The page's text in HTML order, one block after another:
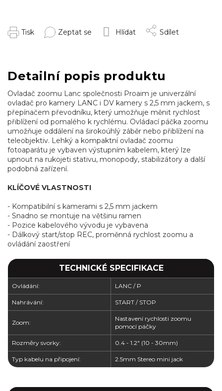
Tisk Zeptat se Hlídat Sdílet
Detailní popis produktu
Ovladač zoomu Lanc společnosti Proaim je univerzální
ovladač pro kamery LANC i DV kamery s 2,5 mm jackem, s
přepínačem převodníku, který umožňuje měnit rychlost
přiblížení od pomalého k rychlému. Ovládací páčka zoomu
umožňuje oddálení na širokoúhlý záběr nebo přiblížení na
teleobjektiv. Lehký a kompaktní ovladač zoomu
fotoaparátu je vybaven výstupním kabelem, který lze
upnout na rukojeti stativu, monopody, stabilizátory a další
podobná zařízení.
KLÍČOVÉ VLASTNOSTI
- Kompatibilní s kamerami s 2,5 mm jackem
- Snadno se montuje na většinu ramen
- Pozice kabelového vývodu je vybavena
- Dálkový start/stop REC, proměnná rychlost zoomu a
ovládání zaostření
TECHNICKÉ SPECIFIKACE
Ovládání: LANC / P
Nahrávání: START / STOP
Zoom:
Nastavení rychlosti zoomu
pomocí páčky
Rozměry svorky: 0.4 - 1.2" (10 - 30mm)
Typ kabelu na připojení: 2.5mm Stereo mini jack